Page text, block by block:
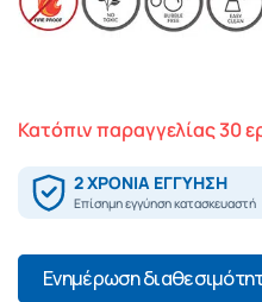
Κατόπιν παραγγελίας 30
Ενημέρωση